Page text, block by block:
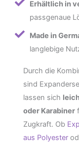
Erhältlich in
passgenaue
Made in
langlebige
Durch die
sind
lassen sich
oder Karabiner
Zugkraft. Ob
aus Polyester